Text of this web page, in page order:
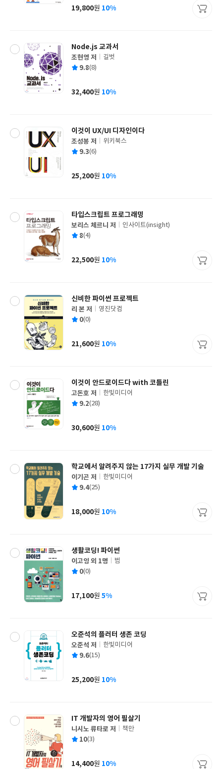
사
가
19,800원 10%
Node.js 교과서
글
쓴
조현영 저
출
사
길벗
평 9.8(8)
가
32,400원 10%
이것이 UX/UI 디자인이다
글
쓴
조성봉 저
출
사
위키북스
평 9.3(6)
가
25,200원 10%
타입스크립트 프로그래밍
글
쓴
보리스 체르니 저
출
사
인사이트(insight)
평 8(4)
가
22,500원 10%
신비한 파이썬 프로젝트
글
쓴
리 본 저
출
사
영진닷컴
평 0(0)
가
21,600원 10%
이것이 안드로이드다 with 코틀린
글
쓴
고돈호 저
출
사
한빛미디어
평 9.2(28)
가
30,600원 10%
학교에서 알려주지 않는 17가지 실무 개발 기술
글
쓴
이기곤 저
출
사
한빛미디어
평 9.4(25)
가
18,000원 10%
생활코딩! 파이썬
글
쓴
이고잉 외 1명
출
사
범
평 0(0)
가
17,100원 5%
오준석의 플러터 생존 코딩
글
쓴
오준석 저
출
사
한빛미디어
평 9.6(15)
가
25,200원 10%
IT 개발자의 영어 필살기
글
쓴
니시노 류타로 저
출
사
책만
평 10(3)
14,400원 10%